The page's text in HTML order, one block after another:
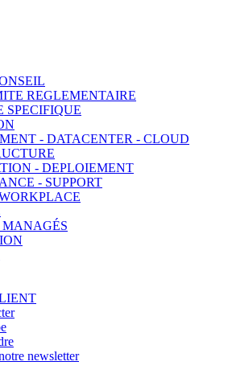
REGLEMENTAIRE
SPECIFIQUE
- DATACENTER - CLOUD
- DEPLOIEMENT
- SUPPORT
MANAGÉS
newsletter